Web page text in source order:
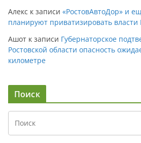
Алекс к записи «РостовАвтоДор» и
планируют приватизировать власти
Ашот к записи Губернаторское
Ростовской области опасность
километре
Поиск